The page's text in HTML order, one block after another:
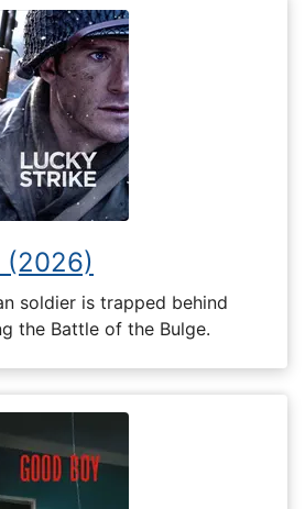
(2026)
soldier is trapped behind
the Battle of the Bulge.